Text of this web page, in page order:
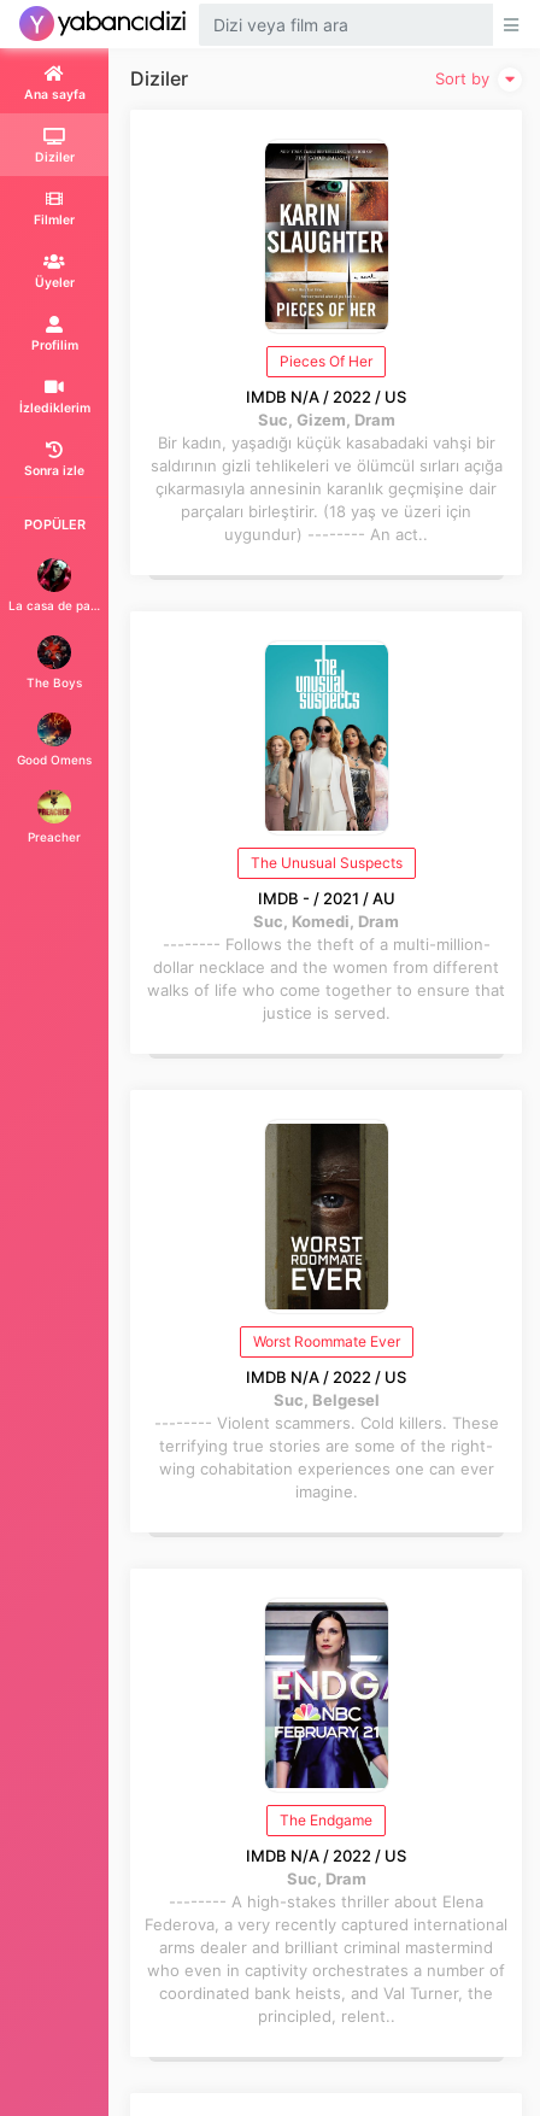
Ana sayfa
Diziler
Filmler
Üyeler
Profilim
İzlediklerim
Sonra izle
POPÜLER
La casa de papel
The Boys
Good Omens
Preacher
Sort by
Diziler
Pieces Of Her
IMDB N/A / 2022 / US
Suc, Gizem, Dram
Bir kadın, yaşadığı küçük kasabadaki vahşi bir
saldırının gizli tehlikeleri ve ölümcül sırları açığa
çıkarmasıyla annesinin karanlık geçmişine dair
parçaları birleştirir. (18 yaş ve üzeri için
uygundur) -------- An act..
The Unusual Suspects
IMDB - / 2021 / AU
Suc, Komedi, Dram
-------- Follows the theft of a multi-million-
dollar necklace and the women from different
walks of life who come together to ensure that
justice is served.
Worst Roommate Ever
IMDB N/A / 2022 / US
Suc, Belgesel
-------- Violent scammers. Cold killers. These
terrifying true stories are some of the right-
wing cohabitation experiences one can ever
imagine.
The Endgame
IMDB N/A / 2022 / US
Suc, Dram
-------- A high-stakes thriller about Elena
Federova, a very recently captured international
arms dealer and brilliant criminal mastermind
who even in captivity orchestrates a number of
coordinated bank heists, and Val Turner, the
principled, relent..